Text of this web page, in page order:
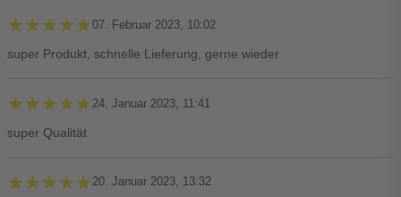
★★★★★
★★★★★07. Februar 2023, 10:02
super Produkt, schnelle Lieferung, gerne wieder
★★★★★
★★★★★ 24. Januar 2023, 11:41
super Qualität
★★★★★
★★★★★ 20. Januar 2023, 13:32